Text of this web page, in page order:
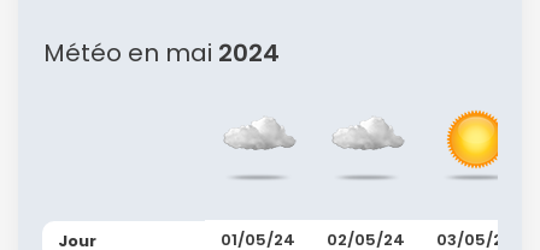
Météo en mai 2024
Jour 01/05/24 02/05/24 03/05/24